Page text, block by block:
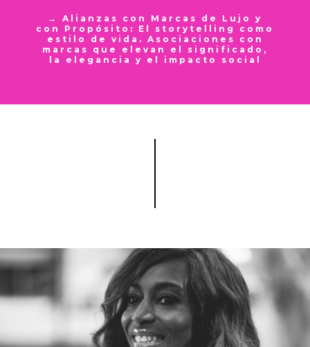
→ Alianzas con Marcas de Lujo y
con Propósito: El storytelling como
estilo de vida. Asociaciones con
marcas que elevan el significado,
la elegancia y el impacto social